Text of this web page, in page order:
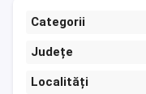
Categorii
Județe
Localități